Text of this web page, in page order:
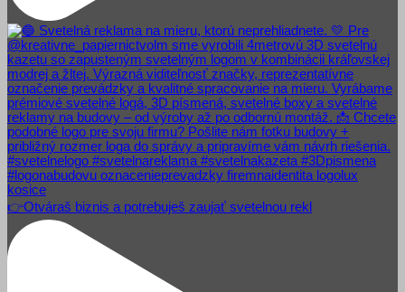
👉Otváraš biznis a potrebuješ zaujať svetelnou rekl